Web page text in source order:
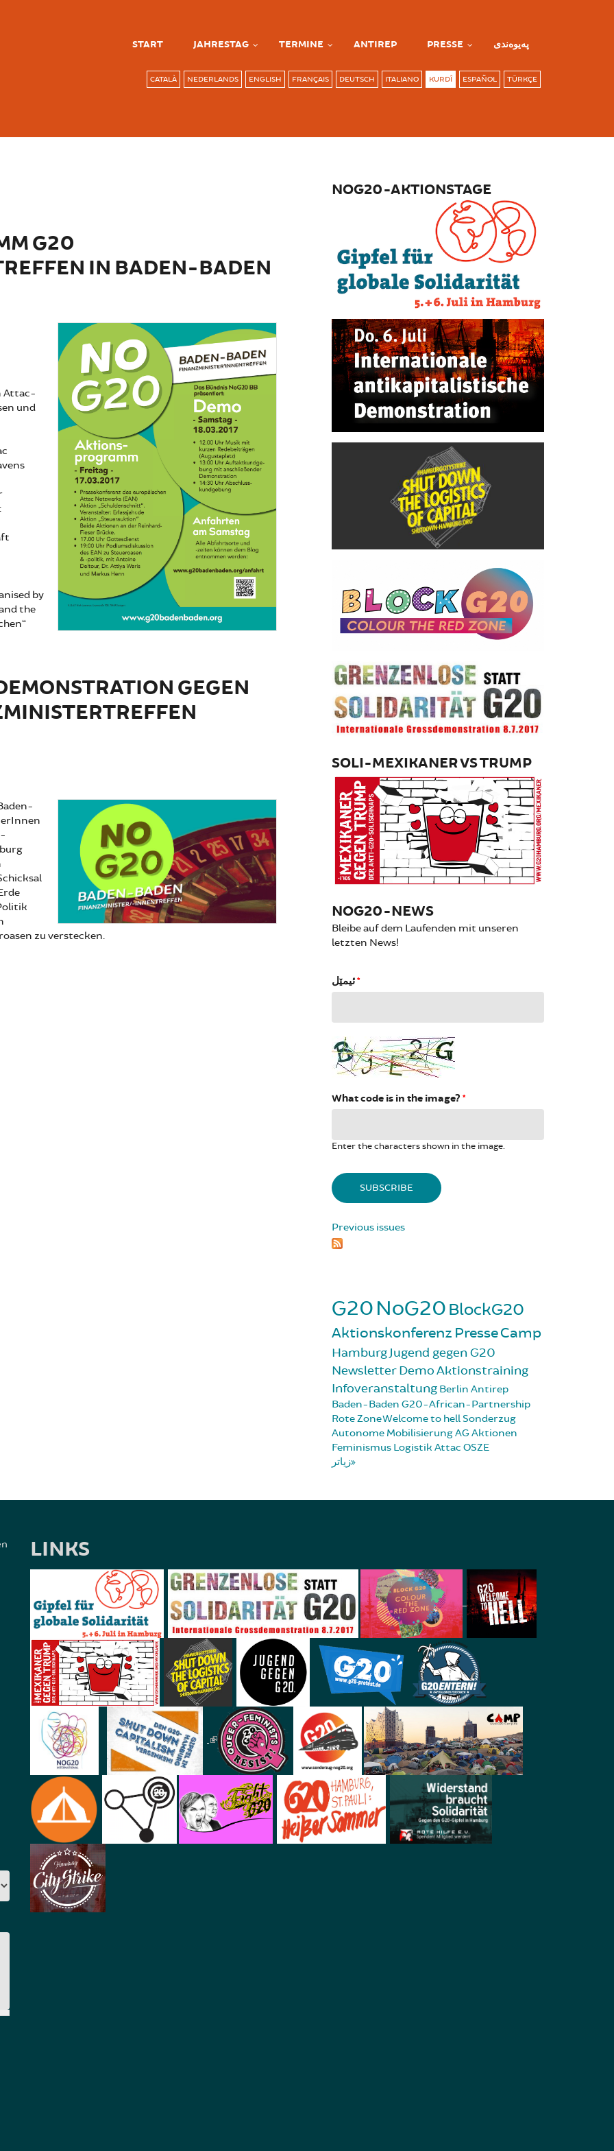
START JAHRESTAG TERMINE ANTIREP PRESSE پەیوەندی
CATALÀ NEDERLANDS ENGLISH FRANÇAIS DEUTSCH ITALIANO KURDÎ ESPAÑOL TÜRKÇE
G20
IN BADEN-BADEN
Attac-
und
by
the
GEGEN
zu verstecken.
NOG20-AKTIONSTAGE
SOLI-MEXIKANER VS TRUMP
NOG20-NEWS
Bleibe auf dem Laufenden mit unseren
letzten News!
*
What code is in the image? *
Enter the characters shown in the image.
Previous issues
G20NoG20 BlockG20
Aktionskonferenz PresseCamp
HamburgJugend gegen G20
NewsletterDemoAktionstraining
Infoveranstaltung Berlin Antirep
Baden-Baden G20-African-Partnership
Rote ZoneWelcome to hellSonderzug
Autonome MobilisierungAG Aktionen
Feminismus Logistik Attac OSZE
زیاتر
LINKS